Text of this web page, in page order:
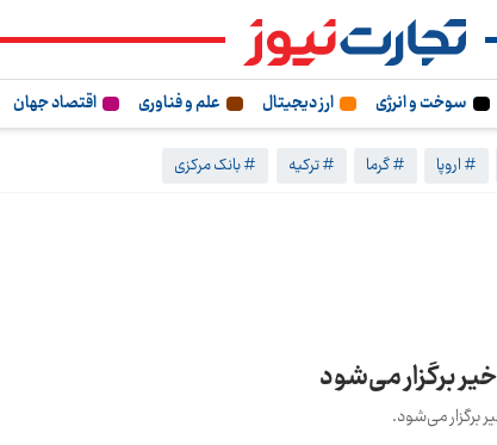
سوخت و انرژی ارز دیجیتال علم و فناوری اقتصاد جهان
# اروپا # گرما # ترکیه # بانک مرکزی
برگزار می‌شود
برگزار می‌شود.